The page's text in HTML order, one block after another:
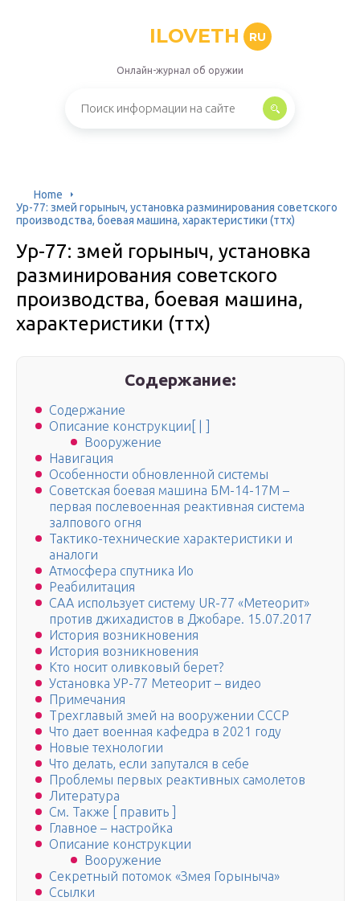
ILOVETH RU
Онлайн-журнал об оружии
Home
Ур-77: змей горыныч, установка разминирования советского
производства, боевая машина, характеристики (ттх)
Ур-77: змей горыныч, установка
разминирования советского
производства, боевая машина,
характеристики (ттх)
Содержание:
Содержание
Описание конструкции[ | ]
Вооружение
Навигация
Особенности обновленной системы
Советская боевая машина БМ-14-17М –
первая послевоенная реактивная система
залпового огня
Тактико-технические характеристики и
аналоги
Атмосфера спутника Ио
Реабилитация
САА использует систему UR-77 «Метеорит»
против джихадистов в Джобаре. 15.07.2017
История возникновения
История возникновения
Кто носит оливковый берет?
Установка УР-77 Метеорит – видео
Примечания
Трехглавый змей на вооружении СССР
Что дает военная кафедра в 2021 году
Новые технологии
Что делать, если запутался в себе
Проблемы первых реактивных самолетов
Литература
См. Также [ править ]
Главное – настройка
Описание конструкции
Вооружение
Секретный потомок «Змея Горыныча»
Ссылки